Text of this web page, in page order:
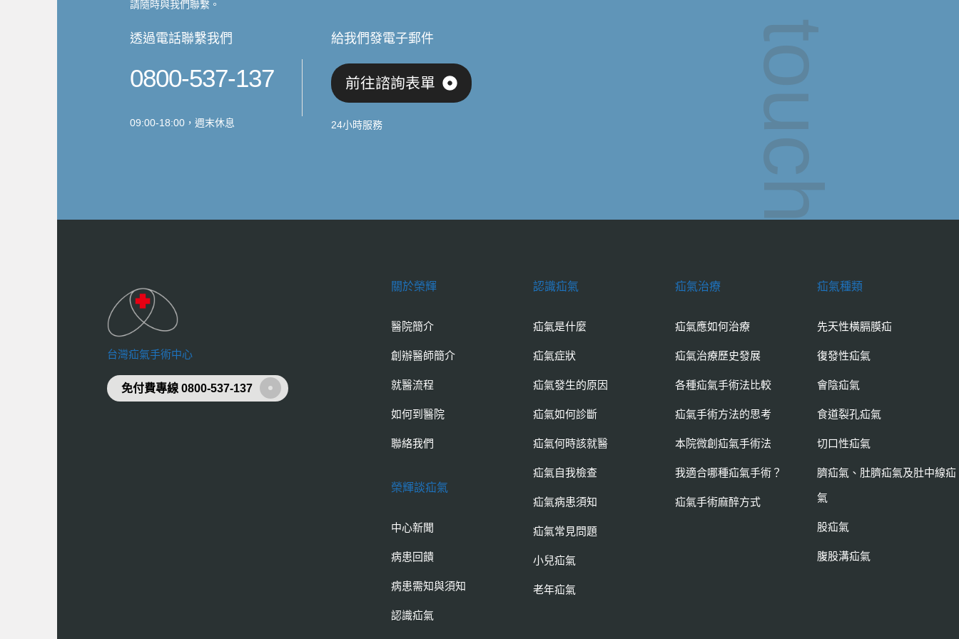
請隨時與我們聯繫。
透過電話聯繫我們
0800-537-137
09:00-18:00，週末休息
給我們發電子郵件
前往諮詢表單
24小時服務
台灣疝氣手術中心
免付費專線 0800-537-137
關於榮輝
醫院簡介
創辦醫師簡介
就醫流程
如何到醫院
聯絡我們
榮輝談疝氣
中心新聞
病患回饋
病患需知與須知
認識疝氣
認識疝氣
疝氣是什麼
疝氣症狀
疝氣發生的原因
疝氣如何診斷
疝氣何時該就醫
疝氣自我檢查
疝氣病患須知
疝氣常見問題
小兒疝氣
老年疝氣
疝氣治療
疝氣應如何治療
疝氣治療歷史發展
各種疝氣手術法比較
疝氣手術方法的思考
本院微創疝氣手術法
我適合哪種疝氣手術？
疝氣手術麻醉方式
疝氣種類
先天性橫膈膜疝
復發性疝氣
會陰疝氣
食道裂孔疝氣
切口性疝氣
臍疝氣、肚臍疝氣及肚中線疝
氣
股疝氣
腹股溝疝氣